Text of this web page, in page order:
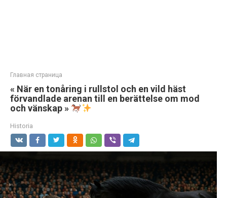
Главная страница
« När en tonåring i rullstol och en vild häst
förvandlade arenan till en berättelse om mod
och vänskap »
Historia